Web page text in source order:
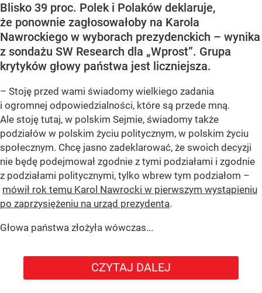
Blisko 39 proc. Polek i Polaków deklaruje,
że ponownie zagłosowałoby na Karola
Nawrockiego w wyborach prezydenckich – wynika
z sondażu SW Research dla „Wprost”. Grupa
krytyków głowy państwa jest liczniejsza.
– Stoję przed wami świadomy wielkiego zadania
i ogromnej odpowiedzialności, które są przede mną.
Ale stoję tutaj, w polskim Sejmie, świadomy także
podziałów w polskim życiu politycznym, w polskim życiu
społecznym. Chcę jasno zadeklarować, że swoich decyzji
nie będę podejmował zgodnie z tymi podziałami i zgodnie
z podziałami politycznymi, tylko wbrew tym podziałom –
mówił rok temu Karol Nawrocki w pierwszym wystąpieniu
po zaprzysiężeniu na urząd prezydenta.
Głowa państwa złożyła wówczas...
CZYTAJ DALEJ